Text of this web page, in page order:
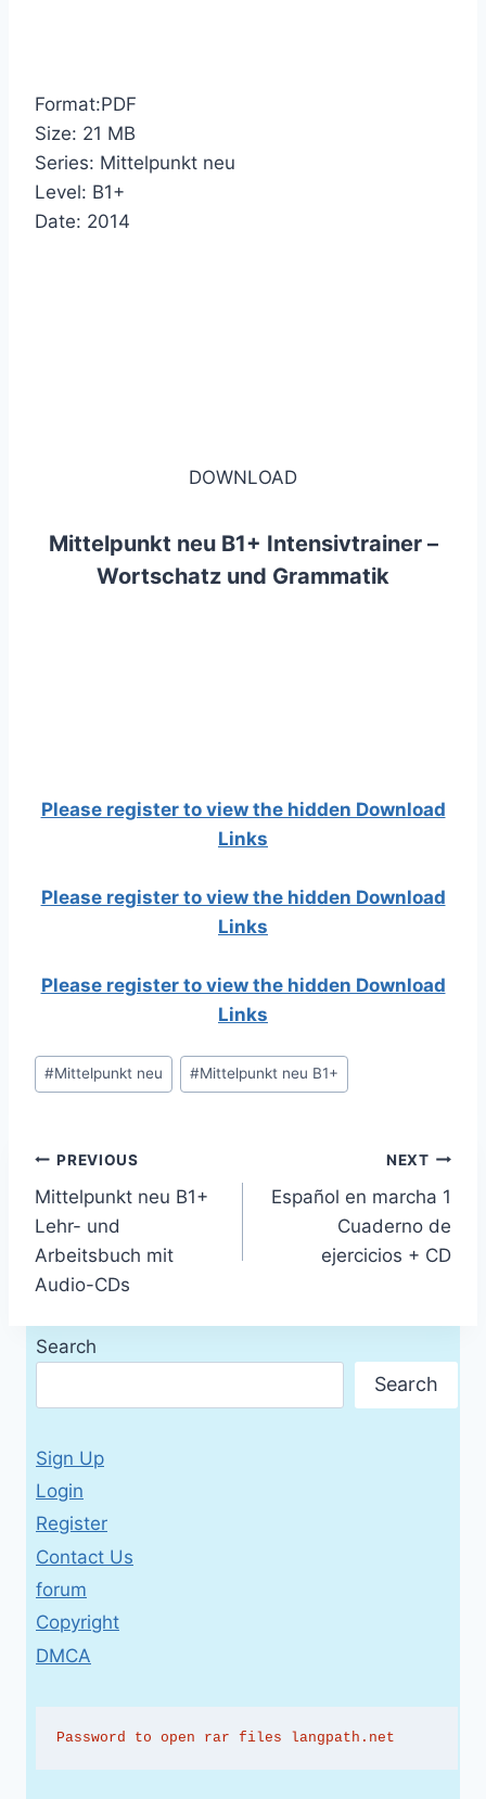
Format:PDF
Size: 21 MB
Series: Mittelpunkt neu
Level: B1+
Date: 2014
DOWNLOAD
Mittelpunkt neu B1+ Intensivtrainer –
Wortschatz und Grammatik
Please register to view the hidden Download
Links
Please register to view the hidden Download
Links
Please register to view the hidden Download
Links
Post
Tags:
#Mittelpunkt neu #Mittelpunkt neu B1+
Post
navigation
PREVIOUS
Mittelpunkt neu B1+
Lehr- und
Arbeitsbuch mit
Audio-CDs
NEXT
Español en marcha 1
Cuaderno de
ejercicios + CD
Search
Search
Sign Up
Login
Register
Contact Us
forum
Copyright
DMCA
Password to open rar files langpath.net